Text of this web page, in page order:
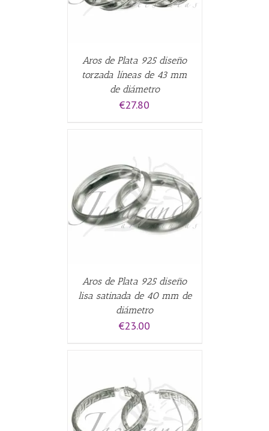
Aros de Plata 925 diseño
torzada líneas de 43 mm
de diámetro
€27.80
Aros de Plata 925 diseño
lisa satinada de 40 mm de
diámetro
€23.00